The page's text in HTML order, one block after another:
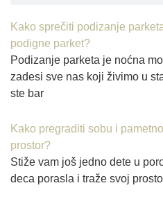
Kako sprečiti podizanje
podigne parket?
Podizanje parketa je noćna
zadesi sve nas koji živimo u
ste bar
Kako pregraditi sobu i
prostor?
Stiže vam još jedno dete u
deca porasla i traže svoj